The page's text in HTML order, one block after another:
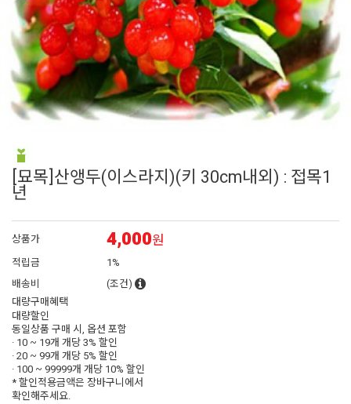
9 펜스테몬
10 에키네시아
[묘목]산앵두(이스라지)(키 30cm내외) : 접목1
년
상품가 4,000원
적립금
1%
배송비
(조건)
대량구매혜택
대량할인
동일상품 구매 시, 옵션 포함
· 10 ~ 19개 개당3% 할인
· 20 ~ 99개 개당 5% 할인
· 100 ~ 99999개 개당 10% 할인
* 할인적용금액은 장바구니에서
확인해주세요.